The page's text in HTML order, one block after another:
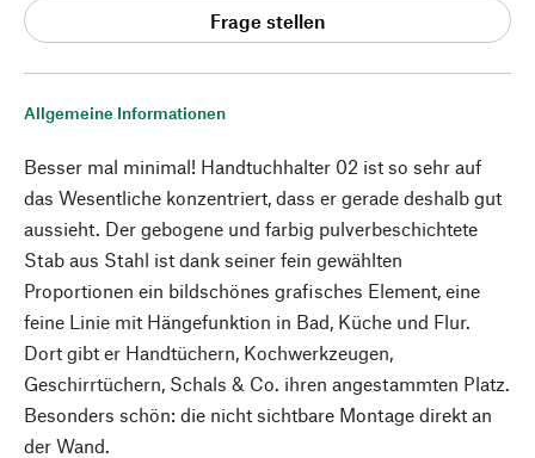
Allgemeine Informationen
Besser mal minimal! Handtuchhalter 02 ist so sehr auf
das Wesentliche konzentriert, dass er gerade deshalb gut
aussieht. Der gebogene und farbig pulverbeschichtete
Stab aus Stahl ist dank seiner fein gewählten
Proportionen ein bildschönes grafisches Element, eine
feine Linie mit Hängefunktion in Bad, Küche und Flur.
Dort gibt er Handtüchern, Kochwerkzeugen,
Geschirrtüchern, Schals & Co. ihren angestammten Platz.
Besonders schön: die nicht sichtbare Montage direkt an
der Wand.
Frage stellen